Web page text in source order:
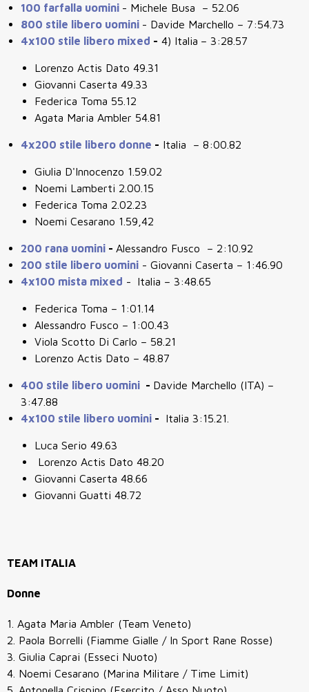
100 farfalla uomini - Michele Busa – 52.06
800 stile libero uomini - Davide Marchello – 7:54.73
4x100 stile libero mixed - 4) Italia – 3:28.57
Lorenzo Actis Dato 49.31
Giovanni Caserta 49.33
Federica Toma 55.12
Agata Maria Ambler 54.81
4x200 stile libero donne - Italia – 8:00.82
Giulia D'Innocenzo 1.59.02
Noemi Lamberti 2.00.15
Federica Toma 2.02.23
Noemi Cesarano 1.59,42
200 rana uomini - Alessandro Fusco – 2:10.92
200 stile libero uomini - Giovanni Caserta – 1:46.90
4x100 mista mixed - Italia – 3:48.65
Federica Toma – 1:01.14
Alessandro Fusco – 1:00.43
Viola Scotto Di Carlo – 58.21
Lorenzo Actis Dato – 48.87
400 stile libero uomini - Davide Marchello (ITA) –
3:47.88
4x100 stile libero uomini - Italia 3:15.21.
Luca Serio 49.63
Lorenzo Actis Dato 48.20
Giovanni Caserta 48.66
Giovanni Guatti 48.72
TEAM ITALIA
Donne
1. Agata Maria Ambler (Team Veneto)
2. Paola Borrelli (Fiamme Gialle / In Sport Rane Rosse)
3. Giulia Caprai (Esseci Nuoto)
4. Noemi Cesarano (Marina Militare / Time Limit)